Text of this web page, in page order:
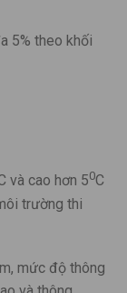
5% theo khối
và cao hơn 50C
trường thi
mức độ thông